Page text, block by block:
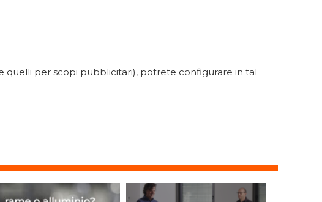
quelli per scopi pubblicitari), potrete configurare in tal